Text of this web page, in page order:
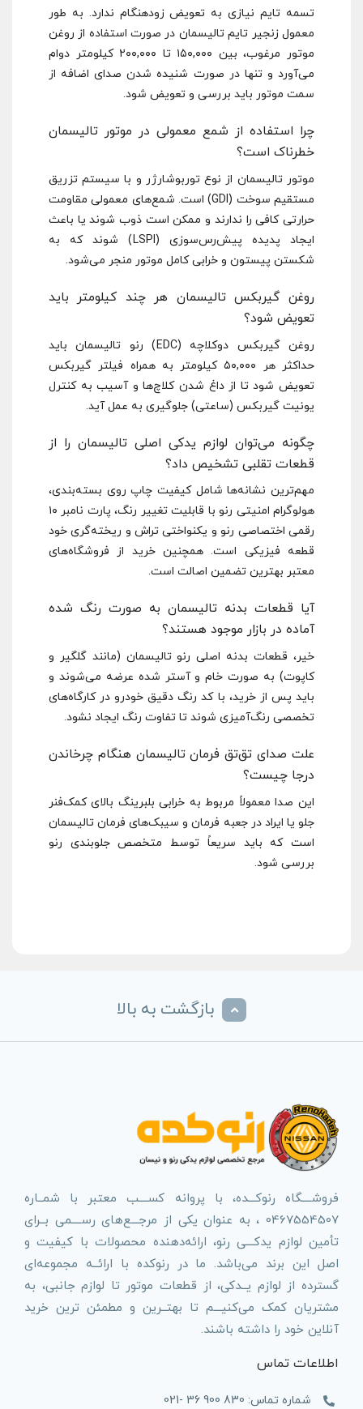
تسمه تایم نیازی به تعویض زودهنگام ندارد. به طور
معمول زنجیر تایم تالیسمان در صورت استفاده از روغن
موتور مرغوب، بین ۱۵۰,۰۰۰ تا ۲۰۰,۰۰۰ کیلومتر دوام
می‌آورد و تنها در صورت شنیده شدن صدای اضافه از
سمت موتور باید بررسی و تعویض شود.
چرا استفاده از شمع معمولی در موتور تالیسمان
خطرناک است؟
موتور تالیسمان از نوع توربوشارژر و با سیستم تزریق
مستقیم سوخت (GDI) است. شمع‌های معمولی مقاومت
حرارتی کافی را ندارند و ممکن است ذوب شوند یا باعث
ایجاد پدیده پیش‌رس‌سوزی (LSPI) شوند که به
شکستن پیستون و خرابی کامل موتور منجر می‌شود.
روغن گیربکس تالیسمان هر چند کیلومتر باید
تعویض شود؟
روغن گیربکس دوکلاچه (EDC) رنو تالیسمان باید
حداکثر هر ۵۰,۰۰۰ کیلومتر به همراه فیلتر گیربکس
تعویض شود تا از داغ شدن کلاچ‌ها و آسیب به کنترل
یونیت گیربکس (ساعتی) جلوگیری به عمل آید.
چگونه می‌توان لوازم یدکی اصلی تالیسمان را از
قطعات تقلبی تشخیص داد؟
مهم‌ترین نشانه‌ها شامل کیفیت چاپ روی بسته‌بندی،
هولوگرام امنیتی رنو با قابلیت تغییر رنگ، پارت نامبر ۱۰
رقمی اختصاصی رنو و یکنواختی تراش و ریخته‌گری خود
قطعه فیزیکی است. همچنین خرید از فروشگاه‌های
معتبر بهترین تضمین اصالت است.
آیا قطعات بدنه تالیسمان به صورت رنگ شده
آماده در بازار موجود هستند؟
خیر، قطعات بدنه اصلی رنو تالیسمان (مانند گلگیر و
کاپوت) به صورت خام و آستر شده عرضه می‌شوند و
باید پس از خرید، با کد رنگ دقیق خودرو در کارگاه‌های
تخصصی رنگ‌آمیزی شوند تا تفاوت رنگ ایجاد نشود.
علت صدای تق‌تق فرمان تالیسمان هنگام چرخاندن
درجا چیست؟
این صدا معمولاً مربوط به خرابی بلبرینگ بالای کمک‌فنر
جلو یا ایراد در جعبه فرمان و سیبک‌های فرمان تالیسمان
است که باید سریعاً توسط متخصص جلوبندی رنو
بررسی شود.
بازگشت به بالا
فروشــــگاه رنوکـــده، با پروانه کســــب معتبر با شمــاره
0467554507 ، به عنوان یکی از مرجـــع‌های رســــمی بــرای
تأمین لوازم یدکـــی رنو، ارائه‌دهنده محصولات با کیفیت و
اصل این برند می‌باشد. ما در رنوکده با ارائــه مجموعه‌ای
گسترده از لوازم یــدکی، از قطعات موتور تا لوازم جانبی، به
مشتریان کمک می‌کنیـــم تا بهتــرین و مطمئن ترین خرید
آنلاین خود را داشته باشند.
اطلاعات تماس
شماره تماس: 830 900 36 -021